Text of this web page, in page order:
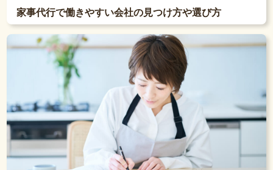
家事代行で働きやすい会社の見つけ方や選び方